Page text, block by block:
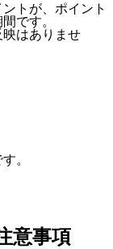
トが、ポイント
です。
映はありませ
。
意事項